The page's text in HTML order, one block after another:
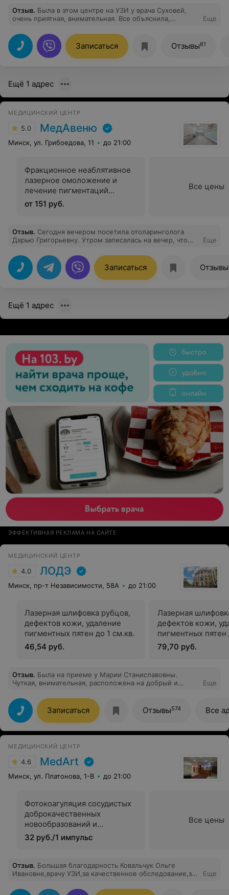
Отзыв. Была в этом центре на УЗИ у врача Суховей,
очень приятная, внимательная. Все объяснила,
маленький,но очень уютный, и цены не кусаются)
Спасибо вам ) Рекомендую!!!
Еще
Записаться Отзывы61
Ещё 1 адрес
МЕДИЦИНСКИЙ ЦЕНТР
5.0 МедАвеню
Минск, ул. Грибоедова, 11 до 21:00
Фракционное неаблятивное
лазерное омоложение и
лечение пигментаций
подбородка
от 151 руб.
Все цены
Отзыв. Сегодня вечером посетила отоларинголога
Дарью Григорьевну. Утром записалась на вечер, что
даже согласилась на дополнительную манипуляцию,
хотя изначально не планировала. Получила понятную
консультацию, рекомендации и назначения. Цена
вполне посильная. Благодарю.
Еще
Записаться Отзывы
Ещё 1 адрес
ЭФФЕКТИВНАЯ РЕКЛАМА НА САЙТЕ
МЕДИЦИНСКИЙ ЦЕНТР
4.0 ЛОДЭ
Минск, пр-т Независимости, 58А до 21:00
Лазерная шлифовка рубцов,
дефектов кожи, удаление
пигментных пятен до 1 см.кв.
46,54 руб.
Лазерная
дефектов кожи,
пигментных пятен
79,70 руб.
Отзыв. Была на приеме у Марии Станиславовны.
Чуткая, внимательная, расположена на добрый и
аккуратно. Очень довольна приемом. И уже записалась
на повторный визит. Однозначно мой рекомендасьен)
Еще
Записаться Отзывы574 Все
МЕДИЦИНСКИЙ ЦЕНТР
4.6 MedArt
Минск, ул. Платонова, 1-В до 21:00
Фотокоагуляция сосудистых
доброкачественных
новообразований и
телеангиоэктазий на коже
лица в косметологии
32 руб./1 импульс
Все цены
Отзыв. Большая благодарность Ковальчук Ольге
Ивановне,врачу УЗИ,за качественное обследование,за
Несмотря на ограничения по времени,обследование и
Еще